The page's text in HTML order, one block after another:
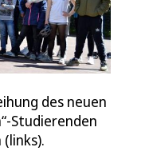
des neuen
Studierenden